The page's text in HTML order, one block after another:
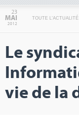
23
MAI
2012
TOUTE L'ACTUALITÉ
Le
vie de la